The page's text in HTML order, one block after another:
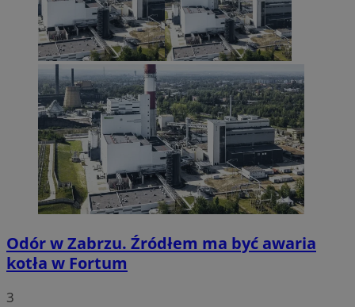
Odór w Zabrzu. Źródłem ma być awaria
kotła w Fortum
3